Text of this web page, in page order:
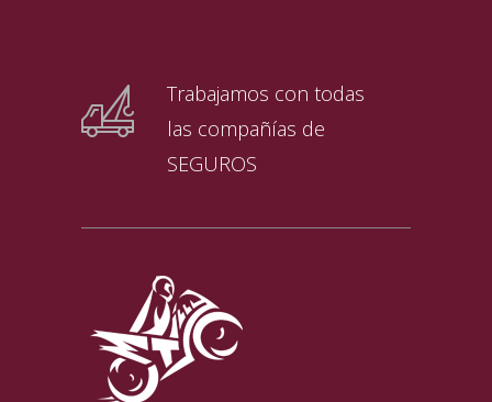
Trabajamos con todas
las compañías de
SEGUROS